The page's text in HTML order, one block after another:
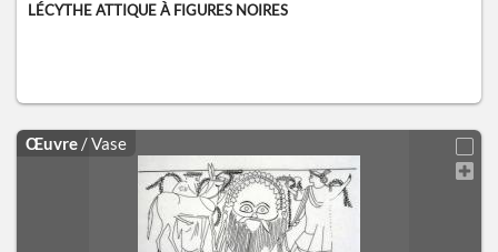
LÉCYTHE ATTIQUE À FIGURES NOIRES
Œuvre / Vase